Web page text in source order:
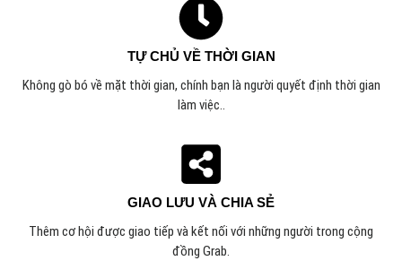
TỰ CHỦ VỀ THỜI GIAN
Không gò bó về mặt thời gian, chính bạn là người quyết định thời gian
làm việc..
GIAO LƯU VÀ CHIA SẺ
Thêm cơ hội được giao tiếp và kết nối với những người trong cộng
đồng Grab.